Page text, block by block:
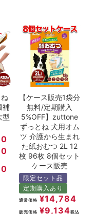
補
型
【ケース販売1袋分
無料/定期購入
5%OFF】zuttone
ずっとね 犬用オム
ツ 介護から生まれ
た紙おむつ 2L 12
枚 96枚 8個セット
ケース販売
限定セット品
定期購入あり
通常価格 ¥14,784
販売価格 ¥9,134税込